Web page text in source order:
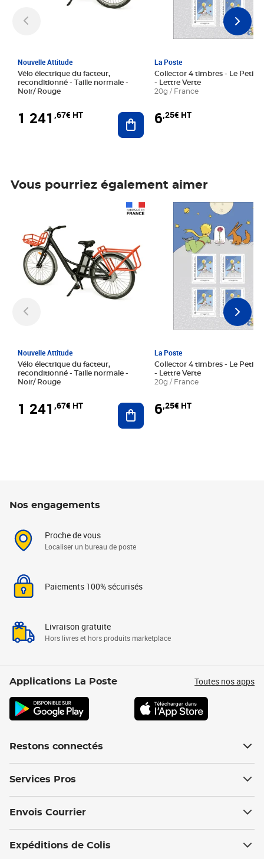
Nouvelle Attitude
Vélo électrique du facteur,
reconditionné - Taille normale -
Noir/ Rouge
1 241 ,67€ HT Ajouter au panier
La Poste
Collector 4 timbres - Le Petit
- Lettre Verte
20g / France
6,25€ HT
Vous pourriez également aimer
Nouvelle Attitude
Vélo électrique du facteur,
reconditionné - Taille normale -
Noir/ Rouge
1 241 ,67€ HT Ajouter au panier
La Poste
Collector 4 timbres - Le Petit
- Lettre Verte
20g / France
6,25€ HT
Prix 6,25€ HT
Nos engagements
Proche de vous
Localiser un bureau de poste
Paiements 100% sécurisés
Livraison gratuite
Hors livres et hors produits marketplace
Applications La Poste Toutes nos apps
Restons connectés
Services Pros
Envois Courrier
Expéditions de Colis